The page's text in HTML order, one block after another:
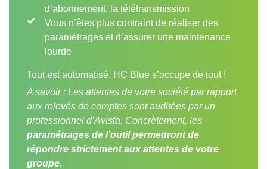
d’abonnement, la télétransmission
Vous n’êtes plus contraint de réaliser des
paramétrages et d’assurer une maintenance
lourde
Tout est automatisé, HC Blue s’occupe de tout !
A savoir : Les attentes de votre société par rapport
aux relevés de comptes sont auditées par un
professionnel d’Avista. Concrètement, les
paramétrages de l’outil permettront de
répondre strictement aux attentes de votre
groupe.